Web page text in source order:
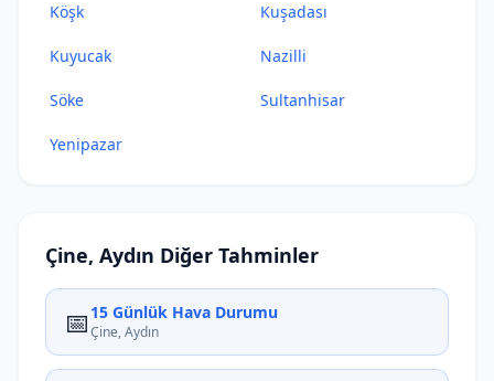
Köşk Kuşadası
Kuyucak Nazilli
Söke Sultanhisar
Yenipazar
Çine, Aydın Diğer Tahminler
📅 15 Günlük Hava Durumu
Çine, Aydın